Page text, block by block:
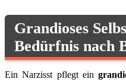
Grandioses
Bedürfnis nach
Ein Narzisst pflegt ein